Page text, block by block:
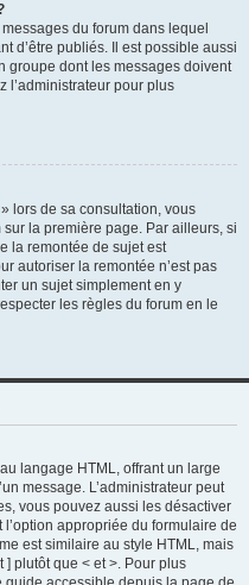
du forum dans lequel
d’être publiés. Il est possible aussi
groupe dont les messages doivent
l’administrateur pour plus
lors de sa consultation, vous
la première page. Par ailleurs, si
la remontée de sujet est
autoriser la remontée n’est pas
un sujet simplement en y
les règles du forum en le
langage HTML, offrant un large
message. L’administrateur peut
vous pouvez aussi les désactiver
appropriée du formulaire de
est similaire au style HTML, mais
] plutôt que < et >. Pour plus